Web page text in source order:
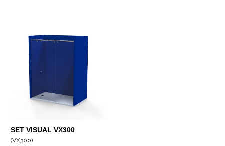
SET VISUAL VX300
COMPLETO
(VX300)